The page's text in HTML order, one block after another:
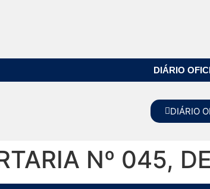
DIÁRIO
DIÁRIO
Nº 045,